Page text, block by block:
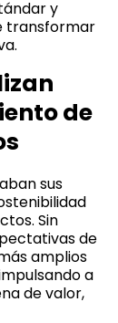
y
transformar
de
sus
Sin
de
amplios
a
de valor,